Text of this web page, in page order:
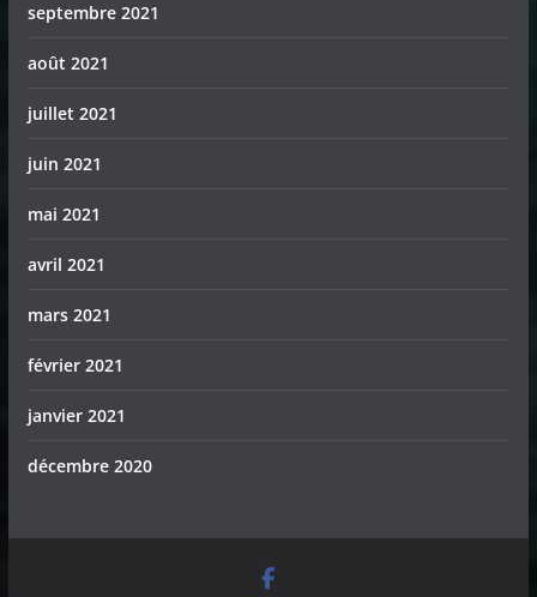
septembre 2021
août 2021
juillet 2021
juin 2021
mai 2021
avril 2021
mars 2021
février 2021
janvier 2021
décembre 2020